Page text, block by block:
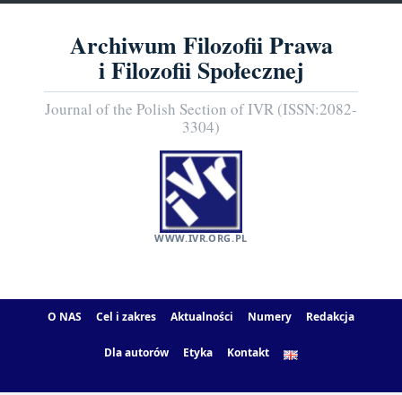
Archiwum Filozofii Prawa
i Filozofii Społecznej
Journal of the Polish Section of IVR (ISSN:2082-
3304)
WWW.IVR.ORG.PL
O NAS Cel i zakres Aktualności Numery Redakcja
Dla autorów Etyka Kontakt